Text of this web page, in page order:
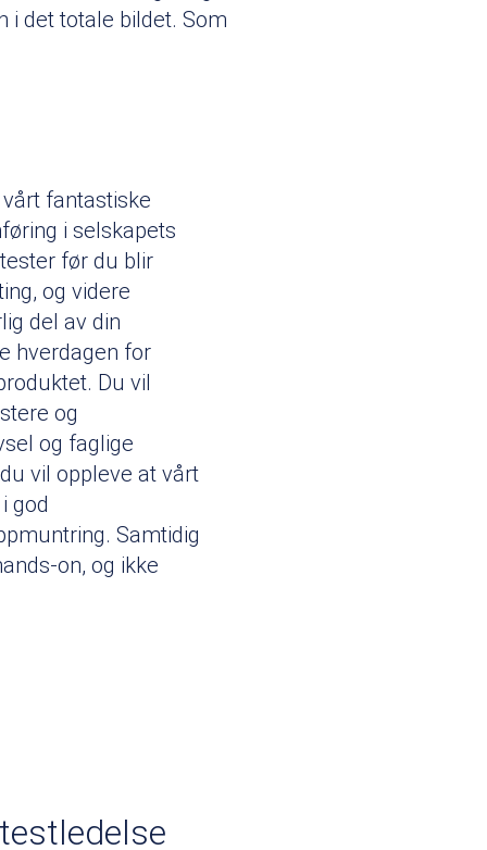
i det totale bildet. Som
fantastiske
i selskapets
før du blir
og videre
del av din
hverdagen for
Du vil
og
og faglige
vil oppleve at vårt
god
Samtidig
on, og ikke